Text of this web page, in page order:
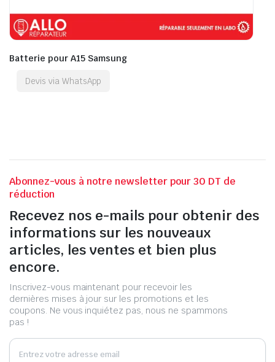
Batterie pour A15 Samsung
Devis via WhatsApp
Abonnez-vous à notre newsletter pour 30 DT de
réduction
Recevez nos e-mails pour obtenir des
informations sur les nouveaux
articles, les ventes et bien plus
encore.
Inscrivez-vous maintenant pour recevoir les
dernières mises à jour sur les promotions et les
coupons. Ne vous inquiétez pas, nous ne spammons
pas !